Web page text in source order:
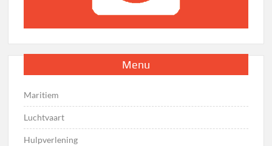
Menu
Maritiem
Luchtvaart
Hulpverlening